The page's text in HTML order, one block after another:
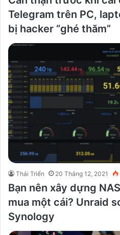
Telegram trên PC,
bị hacker “ghé thăm”
Thái Triển 20 Tháng 12, 2021
Bạn nên xây dựng
mua một cái? Unraid
Synology